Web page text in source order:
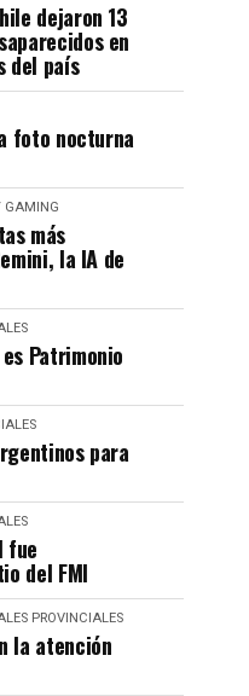
dejaron 13
en
del país
foto nocturna
GAMING
más
la IA de
es Patrimonio
para
fue
del FMI
PROVINCIALES
la atención